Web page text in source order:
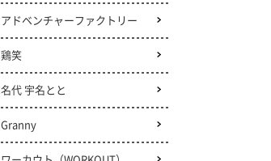
アドベンチャーファクトリー
鶏笑
名代 宇名とと
Granny